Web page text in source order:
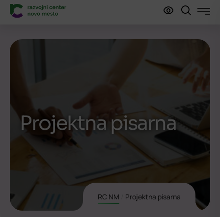
Projektna pisarna
RC NM Projektna pisarna